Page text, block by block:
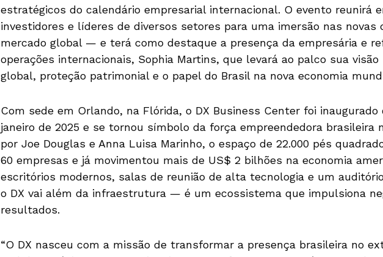
estratégicos do calendário empresarial internacional. O evento reunirá
investidores e líderes de diversos setores para uma imersão nas novas
mercado global — e terá como destaque a presença da empresária e
operações internacionais, Sophia Martins, que levará ao palco sua
global, proteção patrimonial e o papel do Brasil na nova economia
Com sede em Orlando, na Flórida, o DX Business Center foi
janeiro de 2025 e se tornou símbolo da força empreendedora brasileira
por Joe Douglas e Anna Luisa Marinho, o espaço de 22.000 pés
60 empresas e já movimentou mais de US$ 2 bilhões na economia
escritórios modernos, salas de reunião de alta tecnologia e um
o DX vai além da infraestrutura — é um ecossistema que impulsiona
resultados.
“O DX nasceu com a missão de transformar a presença brasileira no